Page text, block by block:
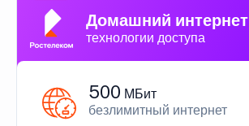
Домашний интернет
технологии доступа
500 МБит
безлимитный интернет